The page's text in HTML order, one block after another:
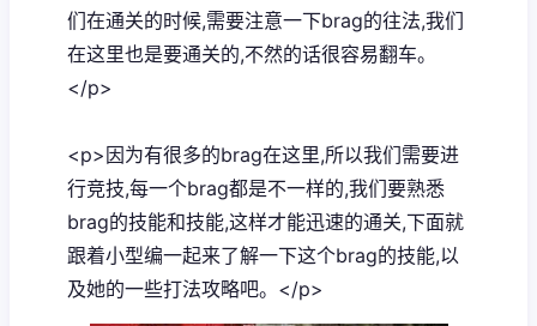
们在通关的时候,需要注意一下brag的往法,我们
在这里也是要通关的,不然的话很容易翻车。
</p>
<p>因为有很多的brag在这里,所以我们需要进
行竞技,每一个brag都是不一样的,我们要熟悉
brag的技能和技能,这样才能迅速的通关,下面就
跟着小型编一起来了解一下这个brag的技能,以
及她的一些打法攻略吧。</p>